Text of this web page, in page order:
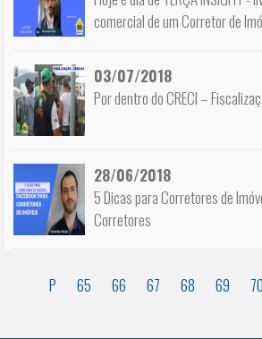
comercial de um Corretor de
03/07/2018
Por dentro do CRECI –
28/06/2018
5 Dicas para Corretores de
Corretores
P 65 66 67 68 69 70